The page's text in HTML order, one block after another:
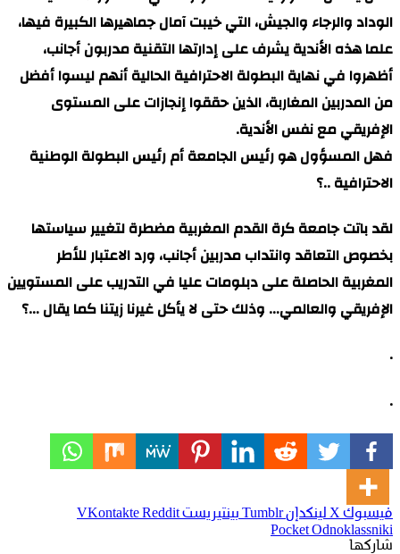
الوداد والرجاء والجيش، التي خيبت آمال جماهيرها الكبيرة فيها،
علما هذه الأندية يشرف على إدارتها التقنية مدربون أجانب،
أظهروا في نهاية البطولة الاحترافية الحالية أنهم ليسوا أفضل
من المدربين المغاربة، الذين حققوا إنجازات على المستوى
الإفريقي مع نفس الأندية.
فهل المسؤول هو رئيس الجامعة أم رئيس البطولة الوطنية
الاحترافية ..؟
لقد باتت جامعة كرة القدم المغربية مضطرة لتغيير سياستها
بخصوص التعاقد وانتداب مدربين أجانب، ورد الاعتبار للأطر
المغربية الحاصلة على دبلومات عليا في التدريب على المستويين
الإفريقي والعالمي… وذلك حتى لا يأكل غيرنا زيتنا كما يقال …؟
.
.
فيسبوك‫X لينكدإن بينتيريست
Odnoklassniki
‫Pocket
شاركها